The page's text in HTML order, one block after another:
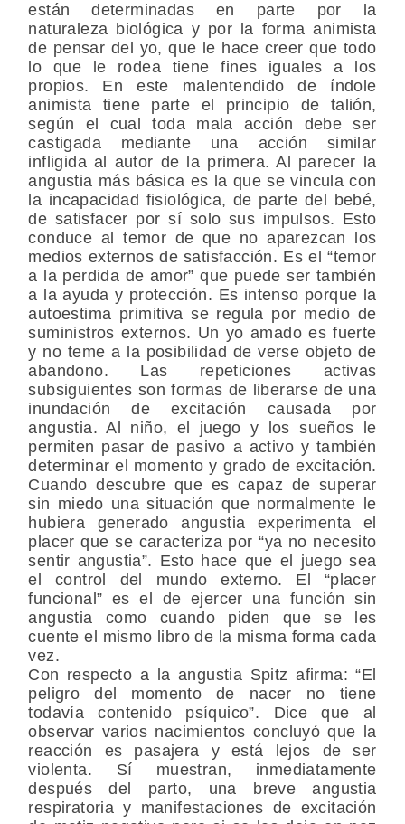
están determinadas en parte por la
naturaleza biológica y por la forma animista
de pensar del yo, que le hace creer que todo
lo que le rodea tiene fines iguales a los
propios. En este malentendido de índole
animista tiene parte el principio de talión,
según el cual toda mala acción debe ser
castigada mediante una acción similar
infligida al autor de la primera. Al parecer la
angustia más básica es la que se vincula con
la incapacidad fisiológica, de parte del bebé,
de satisfacer por sí solo sus impulsos. Esto
conduce al temor de que no aparezcan los
medios externos de satisfacción. Es el “temor
a la perdida de amor” que puede ser también
a la ayuda y protección. Es intenso porque la
autoestima primitiva se regula por medio de
suministros externos. Un yo amado es fuerte
y no teme a la posibilidad de verse objeto de
abandono. Las repeticiones activas
subsiguientes son formas de liberarse de una
inundación de excitación causada por
angustia. Al niño, el juego y los sueños le
permiten pasar de pasivo a activo y también
determinar el momento y grado de excitación.
Cuando descubre que es capaz de superar
sin miedo una situación que normalmente le
hubiera generado angustia experimenta el
placer que se caracteriza por “ya no necesito
sentir angustia”. Esto hace que el juego sea
el control del mundo externo. El “placer
funcional” es el de ejercer una función sin
angustia como cuando piden que se les
cuente el mismo libro de la misma forma cada
vez.
Con respecto a la angustia Spitz afirma: “El
peligro del momento de nacer no tiene
todavía contenido psíquico”. Dice que al
observar varios nacimientos concluyó que la
reacción es pasajera y está lejos de ser
violenta. Sí muestran, inmediatamente
después del parto, una breve angustia
respiratoria y manifestaciones de excitación